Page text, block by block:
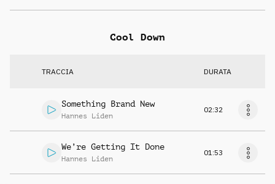
Cool Down
TRACCIA DURATA
Something Brand New
Hannes Liden
02:32
We’re Getting It Done
Hannes Liden
01:53